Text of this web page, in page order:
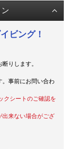
ビング！
りします。
事前にお問い合わ
クシートのご確認を
来ない場合がござ